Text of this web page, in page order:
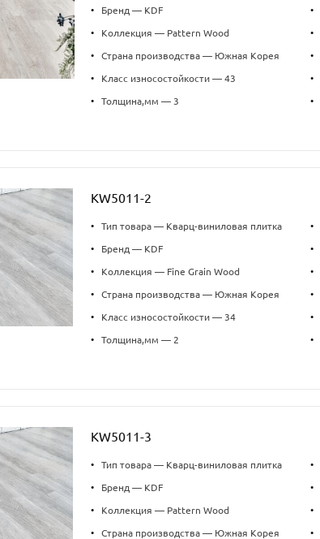
• Бренд — KDF
• Коллекция — Pattern Wood
• Страна производства — Южная Корея
• Класс износостойкости — 43
• Толщина,мм — 3
•
•
•
•
•
KW5011-2
• Тип товара — Кварц-виниловая плитка
• Бренд — KDF
• Коллекция — Fine Grain Wood
• Страна производства — Южная Корея
• Класс износостойкости — 34
• Толщина,мм — 2
•
•
•
•
•
•
KW5011-3
• Тип товара — Кварц-виниловая плитка
• Бренд — KDF
• Коллекция — Pattern Wood
• Страна производства — Южная Корея
•
•
•
•